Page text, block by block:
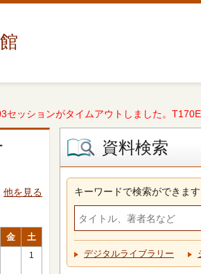
セッションがタイムアウトしました。
他を見る
金 土
1
資料検索
キーワードで検索ができます
デジタルライブラリー